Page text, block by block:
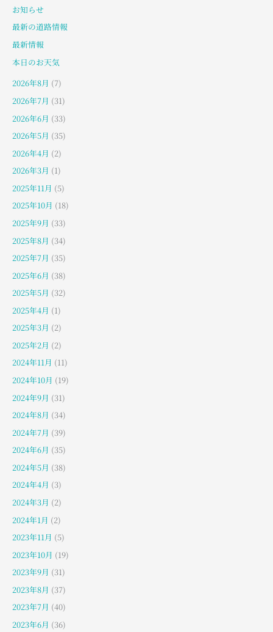
お知らせ
最新の道路情報
最新情報
本日のお天気
2026年8月 (7)
2026年7月 (31)
2026年6月 (33)
2026年5月 (35)
2026年4月 (2)
2026年3月 (1)
2025年11月 (5)
2025年10月 (18)
2025年9月 (33)
2025年8月 (34)
2025年7月 (35)
2025年6月 (38)
2025年5月 (32)
2025年4月 (1)
2025年3月 (2)
2025年2月 (2)
2024年11月 (11)
2024年10月 (19)
2024年9月 (31)
2024年8月 (34)
2024年7月 (39)
2024年6月 (35)
2024年5月 (38)
2024年4月 (3)
2024年3月 (2)
2024年1月 (2)
2023年11月 (5)
2023年10月 (19)
2023年9月 (31)
2023年8月 (37)
2023年7月 (40)
2023年6月 (36)